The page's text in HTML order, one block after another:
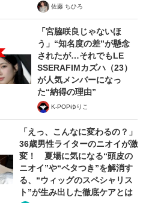
佐藤 ちひろ
「宮脇咲良じゃないほ
う」“知名度の差”が懸念
されたが…それでもLE
SSERAFIMカズハ（23）
が人気メンバーになっ
た“納得の理由”
K-POPゆりこ
「えっ、こんなに変わるの？」
36歳男性ライターのニオイが激
変！ 夏場に気になる“頭皮の
ニオイ”や“ベタつき”を解消す
る、“ウィッグのスペシャリス
ト”が生み出した徹底ケアとは